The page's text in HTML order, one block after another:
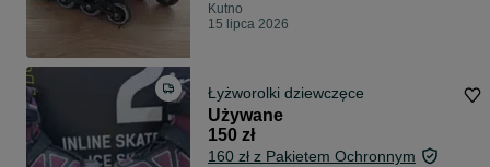
Kutno
15 lipca 2026
Łyżworolki dziewczęce
Używane
150 zł
160 zł z Pakietem Ochronnym